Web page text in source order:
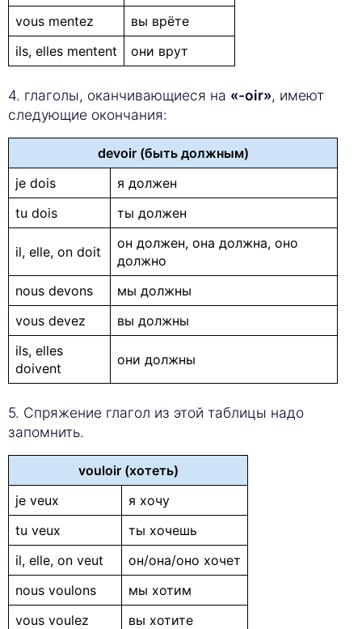
vous mentez
вы врёте
ils, elles mentent
они врут
4. глаголы, оканчивающиеся на «-oir», имеют
следующие окончания:
devoir (быть должным)
je dois
я должен
tu dois
ты должен
il, elle, on doit
он должен, она должна, оно
должно
nous devons
мы должны
vous devez
вы должны
ils, elles
doivent
они должны
5. Спряжение глагол из этой таблицы надо
запомнить.
vouloir (хотеть)
je veux
я хочу
tu veux
ты хочешь
il, elle, on veut
он/она/оно хочет
nous voulons
мы хотим
vous voulez
вы хотите